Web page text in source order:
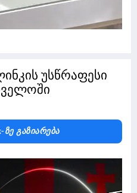
უსწრაფესი
Ზე Გაზიარება